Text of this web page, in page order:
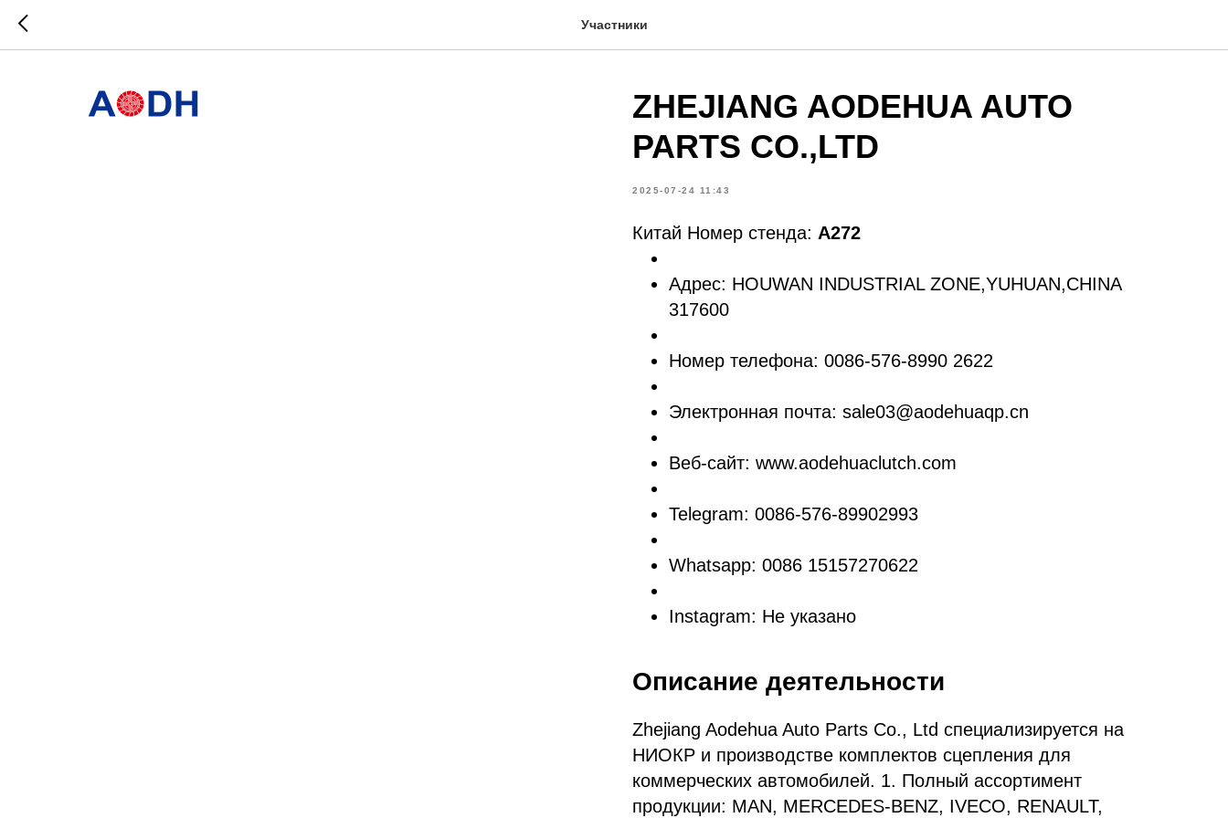
Участники
ZHEJIANG AODEHUA AUTO
PARTS CO.,LTD
2025-07-24 11:43
Китай Номер стенда: A272
Адрес: HOUWAN INDUSTRIAL ZONE,YUHUAN,CHINA
317600
Номер телефона: 0086-576-8990 2622
Электронная почта: sale03@aodehuaqp.cn
Веб-сайт: www.aodehuaclutch.com
Telegram: 0086-576-89902993
Whatsapp: 0086 15157270622
Instagram: Не указано
Описание деятельности
Zhejiang Aodehua Auto Parts Co., Ltd специализируется на
НИОКР и производстве комплектов сцепления для
коммерческих автомобилей. 1. Полный ассортимент
продукции: MAN, MERCEDES-BENZ, IVECO, RENAULT,